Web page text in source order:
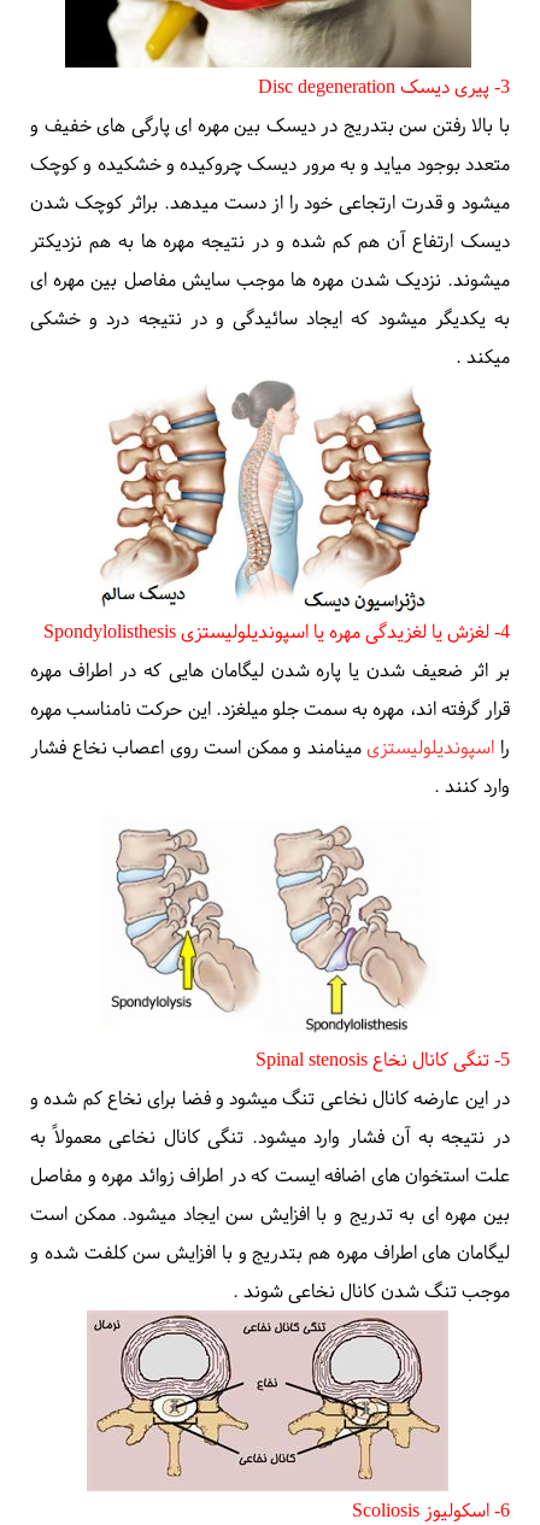
3- پیری دیسک
Disc degeneration
با بالا رفتن سن بتدریج در دیسک بین مهره ای پارگی های خفیف و
متعدد بوجود میاید و به مرور دیسک چروکیده و خشکیده و کوچک
میشود و قدرت ارتجاعی خود را از دست میدهد. براثر کوچک شدن
دیسک ارتفاع آن هم کم شده و در نتیجه مهره ها به هم نزدیکتر
میشوند. نزدیک شدن مهره ها موجب سایش مفاصل بین مهره ای
به یکدیگر میشود که ایجاد سائیدگی و در نتیجه درد و خشکی
میکند .
4- لغزش یا لغزیدگی مهره یا اسپوندیلولیستزی
Spondylolisthesis
بر اثر ضعیف شدن یا پاره شدن لیگامان هایی که در اطراف مهره
قرار گرفته اند، مهره به سمت جلو میلغزد. این حرکت نامناسب مهره
را اسپوندیلولیستزیمینامند و ممکن است روی اعصاب نخاع فشار
وارد کنند .
5- تنگی کانال نخاعSpinal stenosis
در این عارضه کانال نخاعی تنگ میشود و فضا برای نخاع کم شده و
در نتیجه به آن فشار وارد میشود. تنگی کانال نخاعی معمولاً به
علت استخوان های اضافه ایست که در اطراف زوائد مهره و مفاصل
بین مهره ای به تدریج و با افزایش سن ایجاد میشود. ممکن است
لیگامان های اطراف مهره هم بتدریج و با افزایش سن کلفت شده و
موجب تنگ شدن کانال نخاعی شوند .
6- اسکولیوز
Scoliosis